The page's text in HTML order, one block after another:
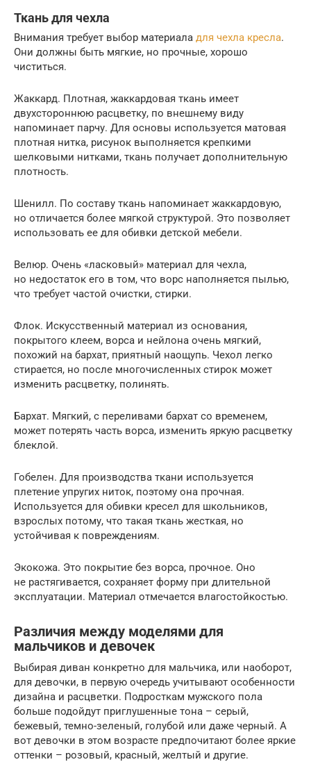
Ткань для чехла
Внимания требует выбор материала для чехла кресла.
Они должны быть мягкие, но прочные, хорошо
чиститься.
Жаккард. Плотная, жаккардовая ткань имеет
двухстороннюю расцветку, по внешнему виду
напоминает парчу. Для основы используется матовая
плотная нитка, рисунок выполняется крепкими
шелковыми нитками, ткань получает дополнительную
плотность.
Шенилл. По составу ткань напоминает жаккардовую,
но отличается более мягкой структурой. Это позволяет
использовать ее для обивки детской мебели.
Велюр. Очень «ласковый» материал для чехла,
но недостаток его в том, что ворс наполняется пылью,
что требует частой очистки, стирки.
Флок. Искусственный материал из основания,
покрытого клеем, ворса и нейлона очень мягкий,
похожий на бархат, приятный наощупь. Чехол легко
стирается, но после многочисленных стирок может
изменить расцветку, полинять.
Бархат. Мягкий, с переливами бархат со временем,
может потерять часть ворса, изменить яркую расцветку
блеклой.
Гобелен. Для производства ткани используется
плетение упругих ниток, поэтому она прочная.
Используется для обивки кресел для школьников,
взрослых потому, что такая ткань жесткая, но
устойчивая к повреждениям.
Экокожа. Это покрытие без ворса, прочное. Оно
не растягивается, сохраняет форму при длительной
эксплуатации. Материал отмечается влагостойкостью.
Различия между моделями для
мальчиков и девочек
Выбирая диван конкретно для мальчика, или наоборот,
для девочки, в первую очередь учитывают особенности
дизайна и расцветки. Подросткам мужского пола
больше подойдут приглушенные тона – серый,
бежевый, темно-зеленый, голубой или даже черный. А
вот девочки в этом возрасте предпочитают более яркие
оттенки – розовый, красный, желтый и другие.